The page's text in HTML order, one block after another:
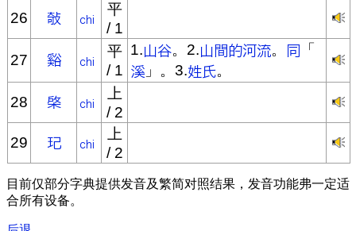
26
平
/ 1
27
平
/ 1
1. 。2. 。
「
」。3.
。
28
上
/ 2
29
上
/ 2
目前仅部分字典提供发音及繁简对照结果，发音功能弗一定适
合所有设备。